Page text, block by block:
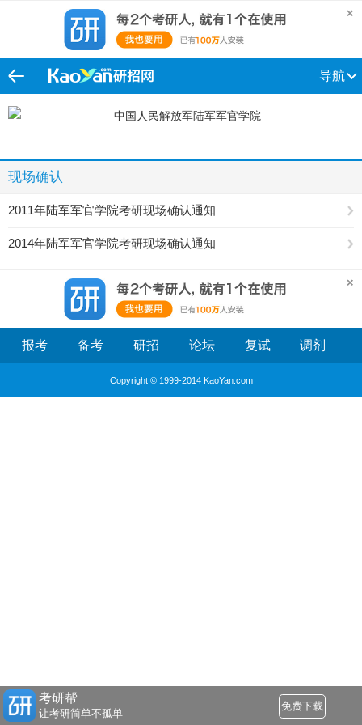
导航
现场确认
2011年陆军军官学院考研现场确认通知
2014年陆军军官学院考研现场确认通知
报考 备考 研招 论坛 复试 调剂
Copyright © 1999-2014 KaoYan.com
考研帮
让考研简单不孤单
免费下载